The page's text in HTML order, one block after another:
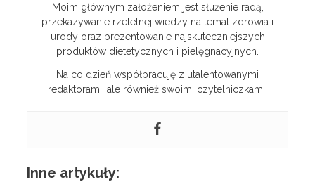
Moim głównym założeniem jest służenie radą,
przekazywanie rzetelnej wiedzy na temat zdrowia i
urody oraz prezentowanie najskuteczniejszych
produktów dietetycznych i pielęgnacyjnych.
Na co dzień współpracuję z utalentowanymi
redaktorami, ale również swoimi czytelniczkami.
Inne artykuły: